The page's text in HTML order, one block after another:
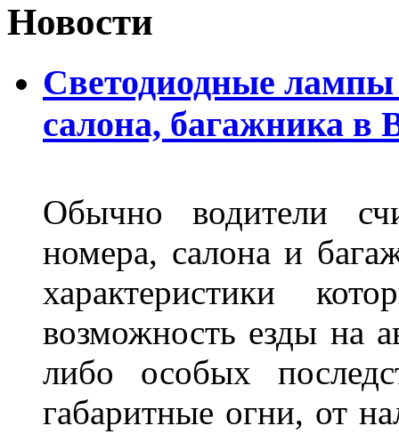
Новости
Светодиодные лампы
салона, багажника в
Обычно водители
номера, салона и
характеристики
возможность езды на
либо особых
габаритные огни, от